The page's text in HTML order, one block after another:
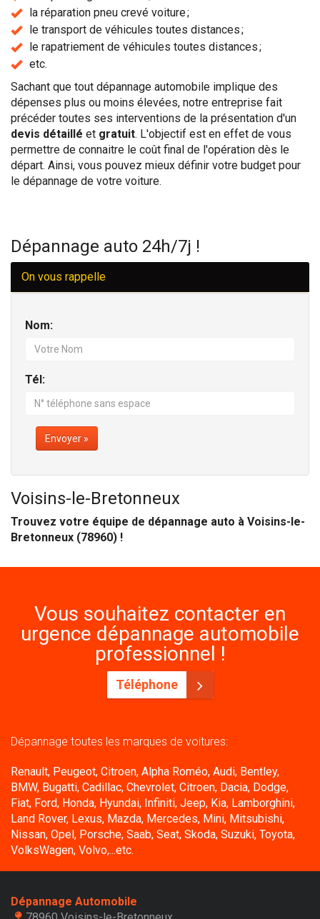
la réparation pneu crevé voiture ;
le transport de véhicules toutes distances ;
le rapatriement de véhicules toutes distances ;
etc.
Sachant que tout dépannage automobile implique des
dépenses plus ou moins élevées, notre entreprise fait
précéder toutes ses interventions de la présentation d'un
devis détaillé et gratuit. L'objectif est en effet de vous
permettre de connaitre le coût final de l'opération dès le
départ. Ainsi, vous pouvez mieux définir votre budget pour
le dépannage de votre voiture.
Dépannage auto 24h/7j !
On vous rappelle
Nom:
Tél:
Envoyer »
Voisins-le-Bretonneux
Trouvez votre équipe de dépannage auto à Voisins-le-
Bretonneux (78960) !
Vous souhaitez contacter en
urgence dépannage automobile
professionnel !
Téléphone
Dépannage toutes les marques de voitures:
Renault, Peugeot, Citroen, Alpha Roméo, Audi, Bentley,
BMW, Bugatti, Cadillac, Chevrolet, Citroen, Dacia, Dodge,
Fiat, Ford, Honda, Hyundai, Infiniti, Jeep, Kia, Lamborghini,
Land Rover, Lexus, Mazda, Mercedes, Mini, Mitsubishi,
Nissan, Opel, Porsche, Saab, Seat, Skoda, Suzuki, Toyota,
VolksWagen, Volvo,...etc.
Dépannage Automobile